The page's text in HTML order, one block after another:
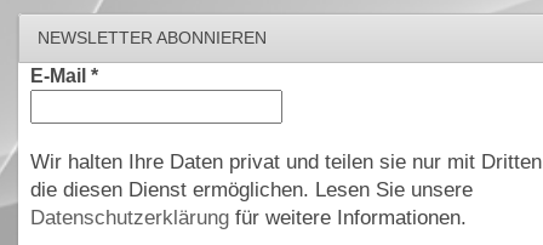
NEWSLETTER ABONNIEREN
E-Mail *
Wir halten Ihre Daten privat und teilen sie nur mit
die diesen Dienst ermöglichen. Lesen Sie unsere
Datenschutzerklärungfür weitere Informationen.